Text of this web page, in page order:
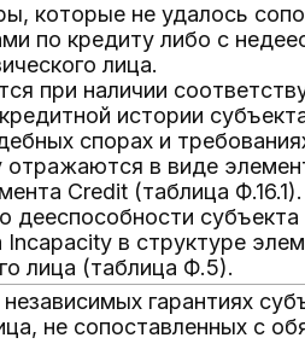
которые не удалось
по кредиту либо с
лица.
при наличии
истории
спорах и
отражаются в виде
Credit (таблица Ф.16.1).
дееспособности
Incapacity в структуре
лица (таблица Ф.5).
гарантиях
не сопоставленных с